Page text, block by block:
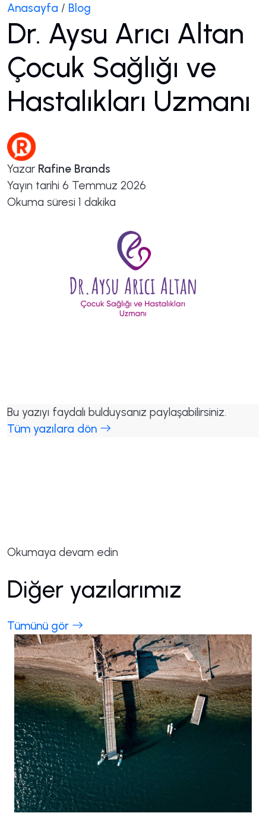
Anasayfa / Blog
Dr. Aysu Arıcı Altan
Çocuk Sağlığı ve
Hastalıkları Uzmanı
Yazar Rafine Brands
Yayın tarihi 6 Temmuz 2026
Okuma süresi 1 dakika
Bu yazıyı faydalı bulduysanız paylaşabilirsiniz.
Tüm yazılara dön
Okumaya devam edin
Diğer yazılarımız
Tümünü gör